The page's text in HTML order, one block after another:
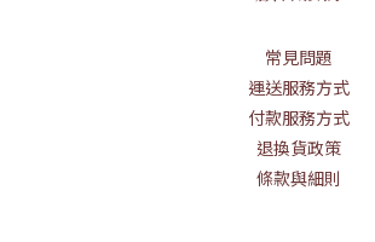
常見問題
運送服務方式
付款服務方式
退換貨政策
條款與細則